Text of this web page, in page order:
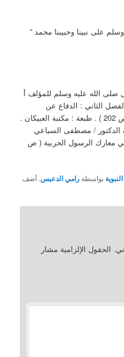
وحبيبنا محمد ”
صلى الله عليه وسلم للمؤلف أ
الثاني : الدفاع عن
.
الدكتور / مصطفى السباعي
معارك الرسول الحربية ( ص
بواسطةرامي الدعيس. أضف
الحقول الإلزامية مشار